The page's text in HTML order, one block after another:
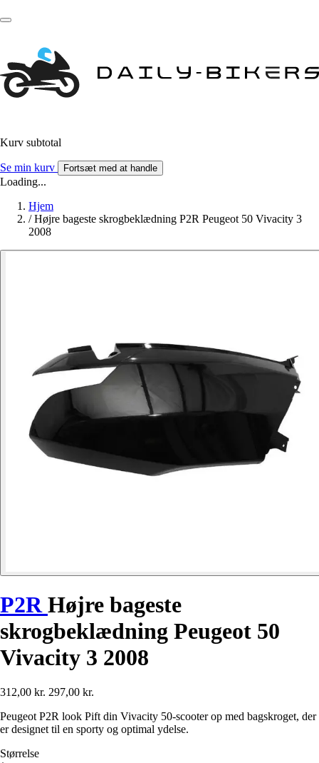
Kurv subtotal
Se min kurv Fortsæt med at handle
Loading...
Hjem
/ Højre bageste skrogbeklædning P2R Peugeot 50 Vivacity 3
2008
P2R Højre bageste
skrogbeklædning Peugeot 50
Vivacity 3 2008
312,00 kr. 297,00 kr.
Peugeot P2R look Pift din Vivacity 50-scooter op med bagskroget, der
er designet til en sporty og optimal ydelse.
Størrelse